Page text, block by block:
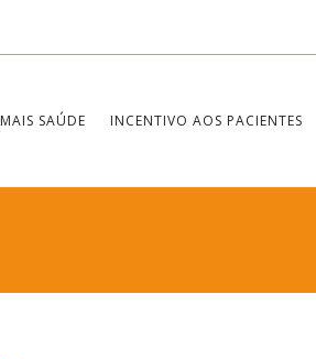
MAIS SAÚDE INCENTIVO AOS PACIENTES